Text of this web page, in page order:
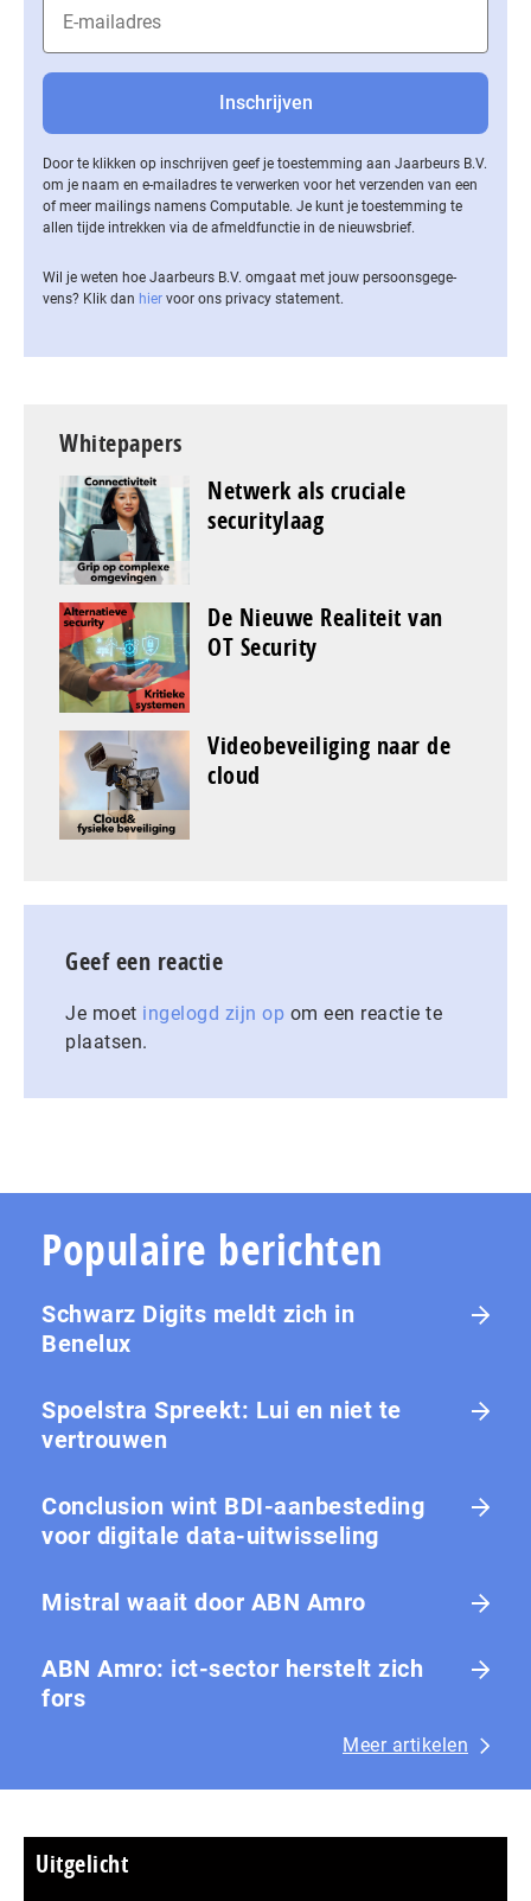
Door te klikken op inschrijven geef je toestemming aan Jaarbeurs B.V.
om je naam en e-mailadres te verwerken voor het verzenden van een
of meer mailings namens Computable. Je kunt je toestemming te
allen tijde intrekken via de af­meld­func­tie in de nieuwsbrief.
Wil je weten hoe Jaarbeurs B.V. omgaat met jouw per­soons­ge­ge­
vens? Klik dan hier voor ons privacy statement.
Whitepapers
Netwerk als cruciale
securitylaag
De Nieuwe Realiteit van
OT Security
Videobeveiliging naar de
cloud
Geef een reactie
Je moet ingelogd zijn op om een reactie te
plaatsen.
Populaire berichten
Schwarz Digits meldt zich in
Benelux
Spoelstra Spreekt: Lui en niet te
vertrouwen
Conclusion wint BDI-aanbesteding
voor digitale data-uitwisseling
Mistral waait door ABN Amro
ABN Amro: ict-sector herstelt zich
fors
Meer artikelen
Uitgelicht